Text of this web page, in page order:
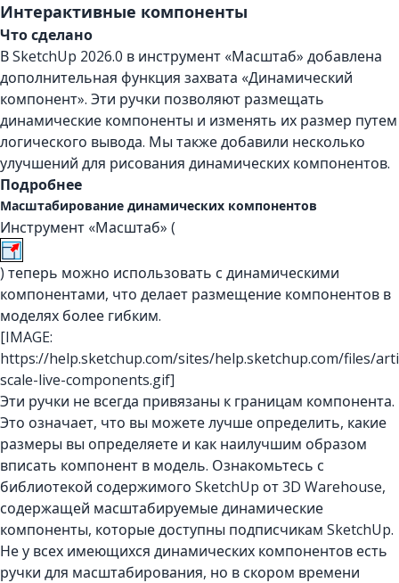
Интерактивные компоненты
Что сделано
В SketchUp 2026.0 в инструмент «Масштаб» добавлена
дополнительная функция захвата «Динамический
компонент». Эти ручки позволяют размещать
динамические компоненты и изменять их размер путем
логического вывода. Мы также добавили несколько
улучшений для рисования динамических компонентов.
Подробнее
Масштабирование динамических компонентов
Инструмент «Масштаб» (
) теперь можно использовать с динамическими
компонентами, что делает размещение компонентов в
моделях более гибким.
[IMAGE:
https://help.sketchup.com/sites/help.sketchup.com/files/
scale-live-components.gif]
Эти ручки не всегда привязаны к границам компонента.
Это означает, что вы можете лучше определить, какие
размеры вы определяете и как наилучшим образом
вписать компонент в модель. Ознакомьтесь с
библиотекой содержимого SketchUp от 3D Warehouse,
содержащей масштабируемые динамические
компоненты, которые доступны подписчикам SketchUp.
Не у всех имеющихся динамических компонентов есть
ручки для масштабирования, но в скором времени